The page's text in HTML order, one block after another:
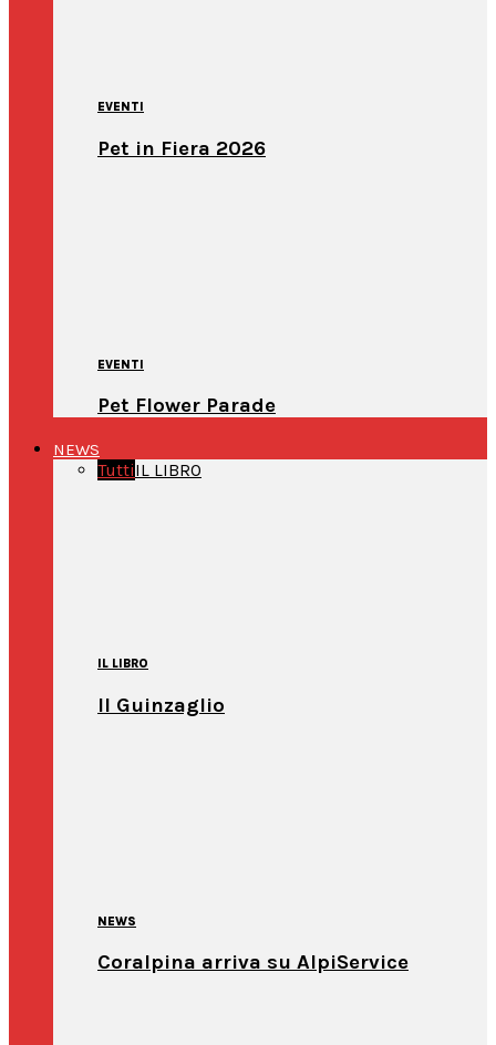
EVENTI
Pet in Fiera 2026
EVENTI
Pet Flower Parade
NEWS
TuttiIL LIBRO
IL LIBRO
Il Guinzaglio
NEWS
Coralpina arriva su AlpiService